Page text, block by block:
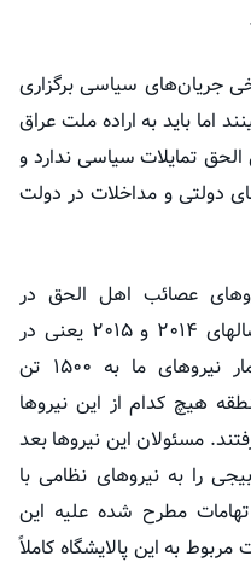
جریان‌های سیاسی برگزاری
اما باید به اراده ملت عراق
تمایلات سیاسی ندارد و
و مداخلات در دولت
عصائب اهل الحق در
۲۰۱۴ و ۲۰۱۵ یعنی در
، شمار نیروهای ما به ۱۵۰۰ تن
هیچ کدام از این نیروها
مسئولان این نیروها بعد
بیجیرا به نیروهای نظامی با
مطرح شده علیه این
به این پالایشگاه کاملاً